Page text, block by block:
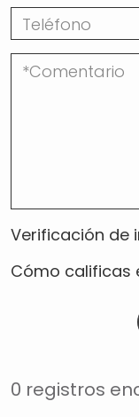
Verificación de
Cómo calificas
0 registros